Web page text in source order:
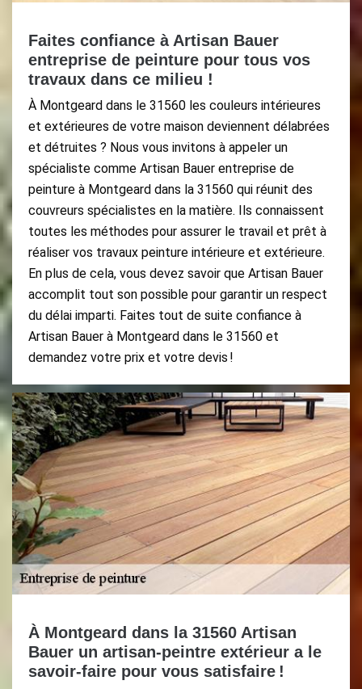
Faites confiance à Artisan Bauer
entreprise de peinture pour tous vos
travaux dans ce milieu !
À Montgeard dans le 31560 les couleurs intérieures
et extérieures de votre maison deviennent délabrées
et détruites ? Nous vous invitons à appeler un
spécialiste comme Artisan Bauer entreprise de
peinture à Montgeard dans la 31560 qui réunit des
couvreurs spécialistes en la matière. Ils connaissent
toutes les méthodes pour assurer le travail et prêt à
réaliser vos travaux peinture intérieure et extérieure.
En plus de cela, vous devez savoir que Artisan Bauer
accomplit tout son possible pour garantir un respect
du délai imparti. Faites tout de suite confiance à
Artisan Bauer à Montgeard dans le 31560 et
demandez votre prix et votre devis !
À Montgeard dans la 31560 Artisan
Bauer un artisan-peintre extérieur a le
savoir-faire pour vous satisfaire !